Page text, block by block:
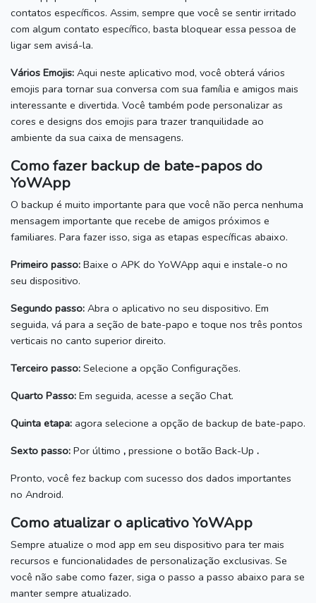
contatos específicos. Assim, sempre que você se sentir irritado
com algum contato específico, basta bloquear essa pessoa de
ligar sem avisá-la.
Vários Emojis: Aqui neste aplicativo mod, você obterá vários
emojis para tornar sua conversa com sua família e amigos mais
interessante e divertida. Você também pode personalizar as
cores e designs dos emojis para trazer tranquilidade ao
ambiente da sua caixa de mensagens.
Como fazer backup de bate-papos do
YoWApp
O backup é muito importante para que você não perca nenhuma
mensagem importante que recebe de amigos próximos e
familiares. Para fazer isso, siga as etapas específicas abaixo.
Primeiro passo: Baixe o APK do YoWApp aqui e instale-o no
seu dispositivo.
Segundo passo: Abra o aplicativo no seu dispositivo. Em
seguida, vá para a seção de bate-papo e toque nos três pontos
verticais no canto superior direito.
Terceiro passo: Selecione a opção Configurações.
Quarto Passo: Em seguida, acesse a seção Chat.
Quinta etapa: agora selecione a opção de backup de bate-papo.
Sexto passo: Por último , pressione o botão Back-Up .
Pronto, você fez backup com sucesso dos dados importantes
no Android.
Como atualizar o aplicativo YoWApp
Sempre atualize o mod app em seu dispositivo para ter mais
recursos e funcionalidades de personalização exclusivas. Se
você não sabe como fazer, siga o passo a passo abaixo para se
manter sempre atualizado.